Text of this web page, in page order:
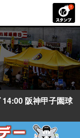
阪神甲子園球